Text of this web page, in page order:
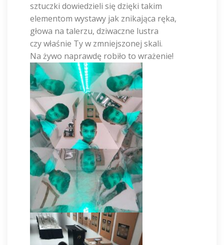
sztuczki dowiedzieli się dzięki takim
elementom wystawy jak znikająca ręka,
głowa na talerzu, dziwaczne lustra
czy właśnie Ty w zmniejszonej skali.
Na żywo naprawdę robiło to wrażenie!